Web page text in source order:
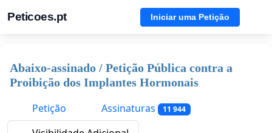
Peticoes.pt Iniciar uma Petição
Abaixo-assinado / Petição Pública contra a
Proibição dos Implantes Hormonais
Petição
Assinaturas 11 944